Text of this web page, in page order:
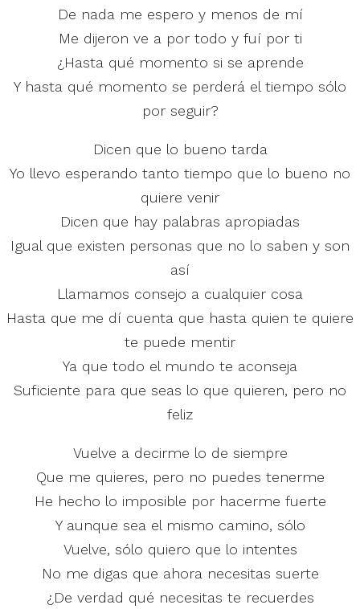
De nada me espero y menos de mí
Me dijeron ve a por todo y fuí por ti
¿Hasta qué momento si se aprende
Y hasta qué momento se perderá el tiempo sólo
por seguir?
Dicen que lo bueno tarda
Yo llevo esperando tanto tiempo que lo bueno no
quiere venir
Dicen que hay palabras apropiadas
Igual que existen personas que no lo saben y son
así
Llamamos consejo a cualquier cosa
Hasta que me dí cuenta que hasta quien te quiere
te puede mentir
Ya que todo el mundo te aconseja
Suficiente para que seas lo que quieren, pero no
feliz
Vuelve a decirme lo de siempre
Que me quieres, pero no puedes tenerme
He hecho lo imposible por hacerme fuerte
Y aunque sea el mismo camino, sólo
Vuelve, sólo quiero que lo intentes
No me digas que ahora necesitas suerte
¿De verdad qué necesitas te recuerdes